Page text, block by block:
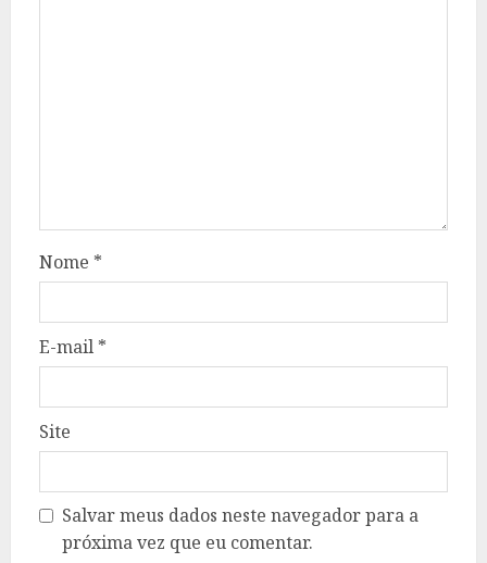
Nome *
E-mail *
Site
Salvar meus dados neste navegador para a
próxima vez que eu comentar.